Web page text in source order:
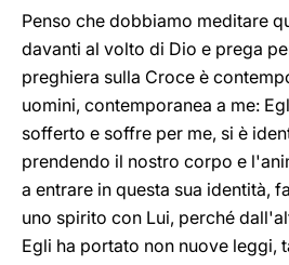
Penso che dobbiamo meditare
davanti al volto di Dio e prega
preghiera sulla Croce è
uomini, contemporanea a me:
sofferto e soffre per me, si è
prendendo il nostro corpo e
a entrare in questa sua identità,
uno spirito con Lui, perché
Egli ha portato non nuove leggi,